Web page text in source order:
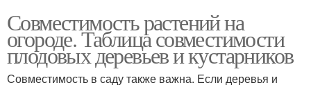
Совместимость растений на
огороде. Таблица совместимости
плодовых деревьев и кустарников
Совместимость в саду также важна. Если деревья и